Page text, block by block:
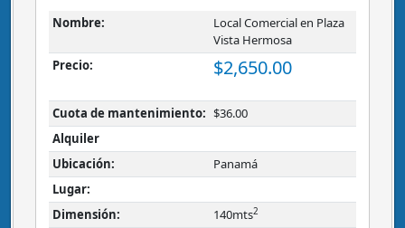
Nombre:
Local Comercial en Plaza
Vista Hermosa
Precio:
$2,650.00
Cuota de mantenimiento: $36.00
Alquiler
Ubicación:
Panamá
Lugar:
Dimensión:
140mts2